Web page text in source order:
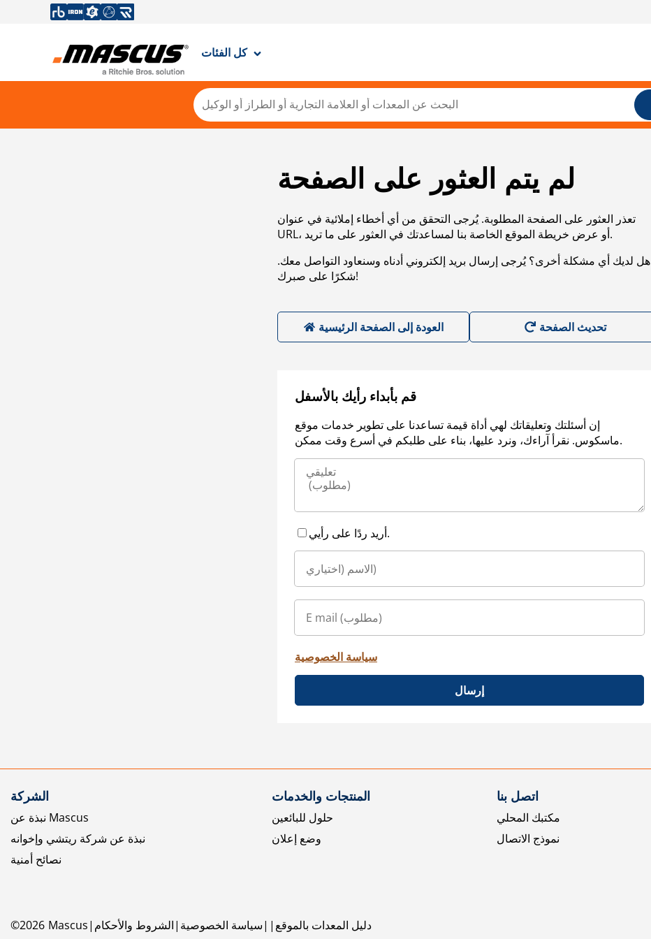
كل الفئات
لم يتم العثور على الصفحة
تعذر العثور على الصفحة المطلوبة. يُرجى التحقق من أي أخطاء إملائية في عنوان
URL، أو عرض خريطة الموقع الخاصة بنا لمساعدتك في العثور على ما تريد.
هل لديك أي مشكلة أخرى؟ يُرجى إرسال بريد إلكتروني أدناه وسنعاود التواصل معك.
شكرًا على صبرك!
العودة إلى الصفحة الرئيسية
قم بأبداء رأيك بالأسفل
إن أسئلتك وتعليقاتك لهي أداة قيمة تساعدنا على تطوير خدمات موقع
ماسكوس. نقرأ آراءك، ونرد عليها، بناء على طلبكم في أسرع وقت ممكن.
أريد ردًا على رأيي.
سياسة الخصوصية
إرسال
الشركة
نبذة عن Mascus
نبذة عن شركة ريتشي وإخوانه
نصائح أمنية
المنتجات والخدمات
حلول للبائعين
وضع إعلان
اتصل بنا
مكتبك المحلي
نموذج الاتصال
©2026 Mascus الشروط والأحكام سياسة الخصوصية دليل المعدات بالموقع